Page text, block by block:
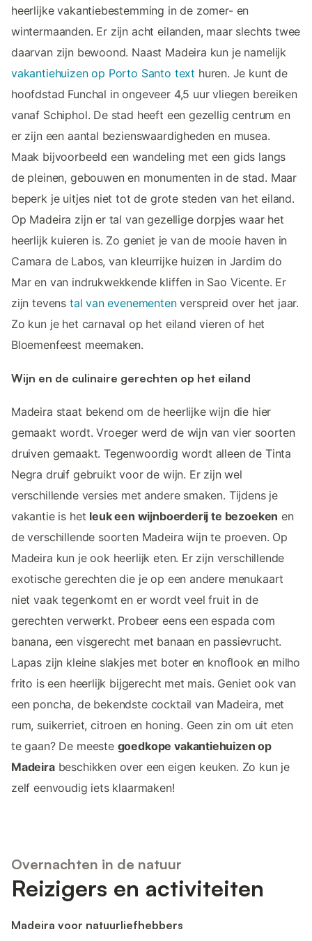
heerlijke vakantiebestemming in de zomer- en
wintermaanden. Er zijn acht eilanden, maar slechts twee
daarvan zijn bewoond. Naast Madeira kun je namelijk
vakantiehuizen op Porto Santo text huren. Je kunt de
hoofdstad Funchal in ongeveer 4,5 uur vliegen bereiken
vanaf Schiphol. De stad heeft een gezellig centrum en
er zijn een aantal bezienswaardigheden en musea.
Maak bijvoorbeeld een wandeling met een gids langs
de pleinen, gebouwen en monumenten in de stad. Maar
beperk je uitjes niet tot de grote steden van het eiland.
Op Madeira zijn er tal van gezellige dorpjes waar het
heerlijk kuieren is. Zo geniet je van de mooie haven in
Camara de Labos, van kleurrijke huizen in Jardim do
Mar en van indrukwekkende kliffen in Sao Vicente. Er
zijn tevens tal van evenementenverspreid over het jaar.
Zo kun je het carnaval op het eiland vieren of het
Bloemenfeest meemaken.
Wijn en de culinaire gerechten op het eiland
Madeira staat bekend om de heerlijke wijn die hier
gemaakt wordt. Vroeger werd de wijn van vier soorten
druiven gemaakt. Tegenwoordig wordt alleen de Tinta
Negra druif gebruikt voor de wijn. Er zijn wel
verschillende versies met andere smaken. Tijdens je
vakantie is het leuk een wijnboerderij te bezoeken en
de verschillende soorten Madeira wijn te proeven. Op
Madeira kun je ook heerlijk eten. Er zijn verschillende
exotische gerechten die je op een andere menukaart
niet vaak tegenkomt en er wordt veel fruit in de
gerechten verwerkt. Probeer eens een espada com
banana, een visgerecht met banaan en passievrucht.
Lapas zijn kleine slakjes met boter en knoflook en milho
frito is een heerlijk bijgerecht met mais. Geniet ook van
een poncha, de bekendste cocktail van Madeira, met
rum, suikerriet, citroen en honing. Geen zin om uit eten
te gaan? De meeste goedkope vakantiehuizen op
Madeirabeschikken over een eigen keuken. Zo kun je
zelf eenvoudig iets klaarmaken!
Overnachten in de natuur
Reizigers en activiteiten
Madeira voor natuurliefhebbers